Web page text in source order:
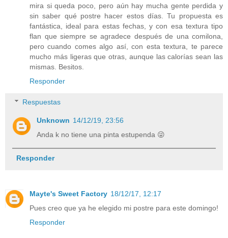
mira si queda poco, pero aún hay mucha gente perdida y
sin saber qué postre hacer estos días. Tu propuesta es
fantástica, ideal para estas fechas, y con esa textura tipo
flan que siempre se agradece después de una comilona,
pero cuando comes algo así, con esta textura, te parece
mucho más ligeras que otras, aunque las calorías sean las
mismas. Besitos.
Responder
Respuestas
Unknown 14/12/19, 23:56
Anda k no tiene una pinta estupenda 😜
Responder
Mayte's Sweet Factory 18/12/17, 12:17
Pues creo que ya he elegido mi postre para este domingo!
Responder